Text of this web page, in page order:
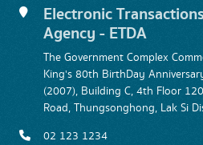
Electronic
Agency - ETDA
The Government Complex
King's 80th BirthDay
(2007), Building C, 4th Floor
Road, Thungsonghong, Lak Si
02 123 1234